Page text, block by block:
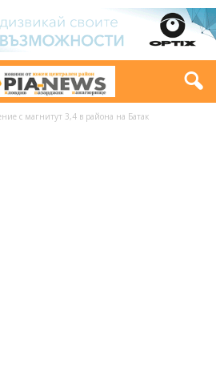
с магнитут 3,4 в района на Батак